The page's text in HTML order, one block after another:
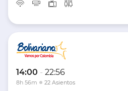
14:00 - 22:56
8h 56m 22 Asientos